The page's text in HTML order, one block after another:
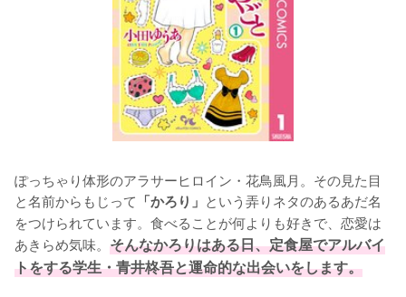
ぽっちゃり体形のアラサーヒロイン・花鳥風月。その見た目
と名前からもじって 「かろり」 という弄りネタのあるあだ名
をつけられています。食べることが何よりも好きで、恋愛は
あきらめ気味。 そんなかろりはある日、定食屋でアルバイ
トをする学生・青井柊吾と運命的な出会いをします。